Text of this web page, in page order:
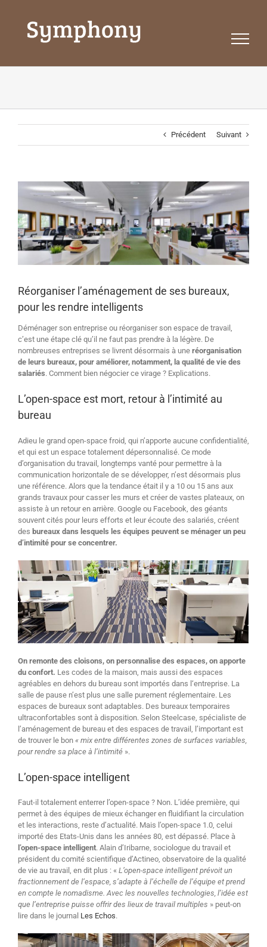
Précédent Suivant
Réorganiser l’aménagement de ses bureaux,
pour les rendre intelligents
Déménager son entreprise ou réorganiser son espace de travail,
c’est une étape clé qu’il ne faut pas prendre à la légère. De
nombreuses entreprises se livrent désormais à une réorganisation
de leurs bureaux, pour améliorer, notamment, la qualité de vie des
salariés. Comment bien négocier ce virage ? Explications.
L’open-space est mort, retour à l’intimité au
bureau
Adieu le grand open-space froid, qui n’apporte aucune confidentialité,
et qui est un espace totalement dépersonnalisé. Ce mode
d’organisation du travail, longtemps vanté pour permettre à la
communication horizontale de se développer, n’est désormais plus
une référence. Alors que la tendance était il y a 10 ou 15 ans aux
grands travaux pour casser les murs et créer de vastes plateaux, on
assiste à un retour en arrière. Google ou Facebook, des géants
souvent cités pour leurs efforts et leur écoute des salariés, créent
des bureaux dans lesquels les équipes peuvent se ménager un peu
d’intimité pour se concentrer.
On remonte des cloisons, on personnalise des espaces, on apporte
du confort. Les codes de la maison, mais aussi des espaces
agréables en dehors du bureau sont importés dans l‘entreprise. La
salle de pause n’est plus une salle purement réglementaire. Les
espaces de bureaux sont adaptables. Des bureaux temporaires
ultraconfortables sont à disposition. Selon Steelcase, spécialiste de
l’aménagement de bureau et des espaces de travail, l’important est
de trouver le bon « mix entre différentes zones de surfaces variables,
pour rendre sa place à l’intimité ».
L’open-space intelligent
Faut-il totalement enterrer l’open-space ? Non. L’idée première, qui
permet à des équipes de mieux échanger en fluidifiant la circulation
et les interactions, reste d’actualité. Mais l’open-space 1.0, celui
importé des Etats-Unis dans les années 80, est dépassé. Place à
l’open-space intelligent. Alain d’Iribarne, sociologue du travail et
président du comité scientifique d’Actineo, observatoire de la qualité
de vie au travail, en dit plus : « L’open-space intelligent prévoit un
fractionnement de l’espace, s’adapte à l’échelle de l’équipe et prend
en compte le nomadisme. Avec les nouvelles technologies, l’idée est
que l’entreprise puisse offrir des lieux de travail multiples » peut-on
lire dans le journal Les Echos.